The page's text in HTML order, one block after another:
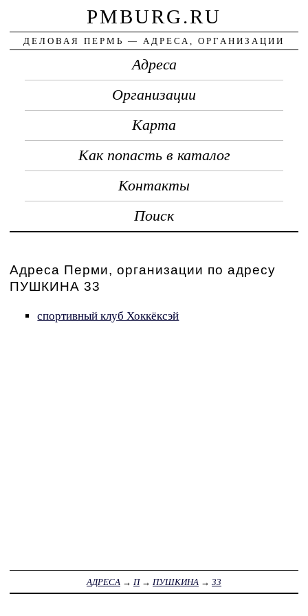
PMBURG.RU
ДЕЛОВАЯ ПЕРМЬ — АДРЕСА, ОРГАНИЗАЦИИ
Адреса
Организации
Карта
Как попасть в каталог
Контакты
Поиск
Адреса Перми, организации по адресу
ПУШКИНА 33
спортивный клуб Хоккёксэй
АДРЕСА → П→ ПУШКИНА → 33